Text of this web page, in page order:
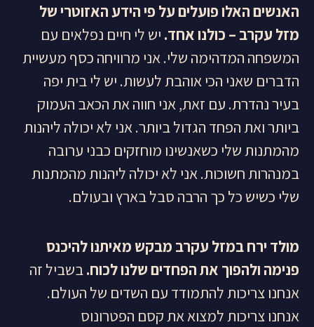
האנשים האלו פועלים על פי הידע האזוטרי של
מזל עקרב – כולנו אחד. יש לי חיים נפלאים עם
המשפחה המדהימה שלי. אני מרוויחה כסף מעשיית
הדברים שאני הכי אוהבת לעשות. יש לי בית יפה
בעיר נהדרת. עם זאת, אני חווה את הכאב העמוק
ביותר ואת הפחד הגדול ביותר. אני לא יכולה ליהנות
מהמתנות שלי כשאנשינו מוחזקים כבני ערובה
במנהרות חשוכות. אני לא יכולה ליהנות מהמתנות
שלי כשיש כל כך הרבה סבל בארץ ובעולם.
מולד ירח במזל עקרב מבקש מאיתנו להיכנס
פנימה ולהפוך את הפחדים שלנו לכוח.בשביל זה
אנחנו צריכות להתמודד עם השדים של העולם.
אנחנו צריכות למצוא את קסם הפטרונוס